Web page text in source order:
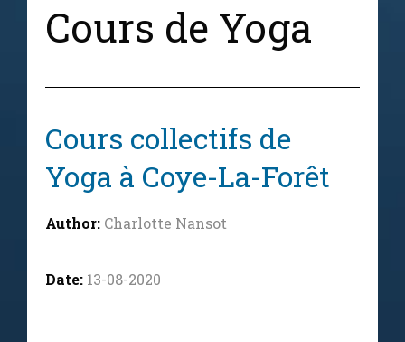
Cours de Yoga
Cours collectifs de
Yoga à Coye-La-Forêt
Charlotte Nansot
13-08-2020